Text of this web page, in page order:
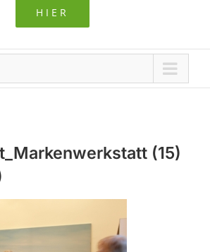
HIER
(15)